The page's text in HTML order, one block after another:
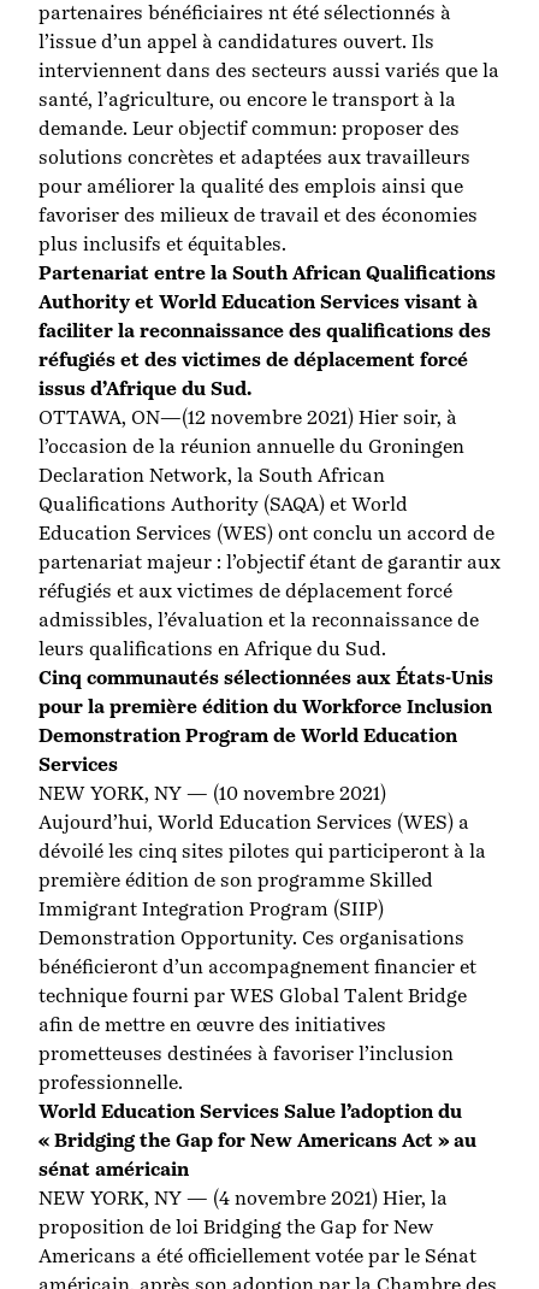
partenaires bénéficiaires nt été sélectionnés à
l’issue d’un appel à candidatures ouvert. Ils
interviennent dans des secteurs aussi variés que la
santé, l’agriculture, ou encore le transport à la
demande. Leur objectif commun: proposer des
solutions concrètes et adaptées aux travailleurs
pour améliorer la qualité des emplois ainsi que
favoriser des milieux de travail et des économies
plus inclusifs et équitables.
Partenariat entre la South African Qualifications
Authority et World Education Services visant à
faciliter la reconnaissance des qualifications des
réfugiés et des victimes de déplacement forcé
issus d’Afrique du Sud.
OTTAWA, ON—(12 novembre 2021) Hier soir, à
l’occasion de la réunion annuelle du Groningen
Declaration Network, la South African
Qualifications Authority (SAQA) et World
Education Services (WES) ont conclu un accord de
partenariat majeur : l’objectif étant de garantir aux
réfugiés et aux victimes de déplacement forcé
admissibles, l’évaluation et la reconnaissance de
leurs qualifications en Afrique du Sud.
Cinq communautés sélectionnées aux États-Unis
pour la première édition du Workforce Inclusion
Demonstration Program de World Education
Services
NEW YORK, NY — (10 novembre 2021)
Aujourd’hui, World Education Services (WES) a
dévoilé les cinq sites pilotes qui participeront à la
première édition de son programme Skilled
Immigrant Integration Program (SIIP)
Demonstration Opportunity. Ces organisations
bénéficieront d’un accompagnement financier et
technique fourni par WES Global Talent Bridge
afin de mettre en œuvre des initiatives
prometteuses destinées à favoriser l’inclusion
professionnelle.
World Education Services Salue l’adoption du
« Bridging the Gap for New Americans Act » au
sénat américain
NEW YORK, NY — (4 novembre 2021) Hier, la
proposition de loi Bridging the Gap for New
Americans a été officiellement votée par le Sénat